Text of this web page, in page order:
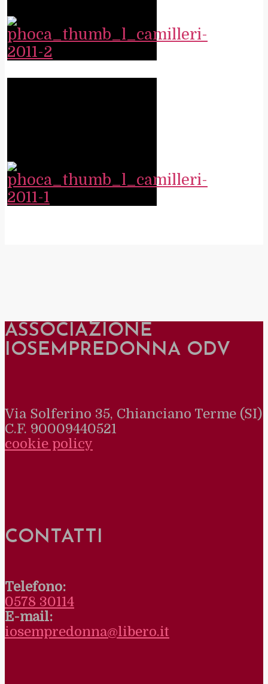
ASSOCIAZIONE
IOSEMPREDONNA ODV
Via Solferino 35, Chianciano Terme (SI)
C.F. 90009440521
cookie policy
CONTATTI
Telefono:
0578 30114
E-mail:
iosempredonna@libero.it